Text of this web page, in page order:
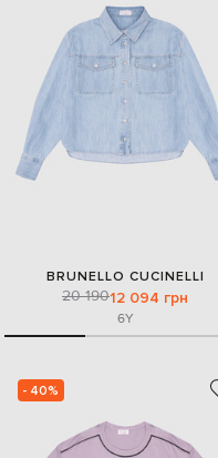
BRUNELLO CUCINELLI
20 19012 094 грн
6Y
- 40%